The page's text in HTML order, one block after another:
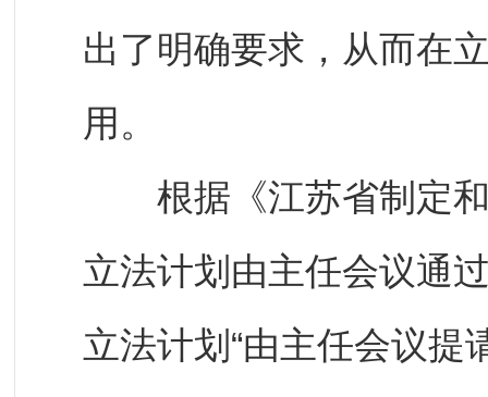
出了明确要求，从而在
用。
根据《江苏省制定和
立法计划由主任会议通
立法计划“由主任会议提